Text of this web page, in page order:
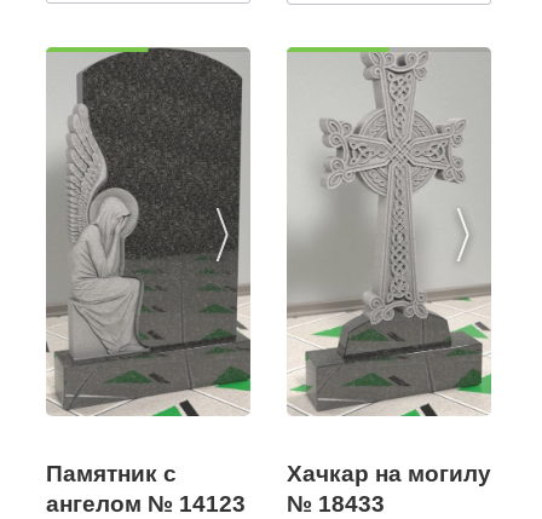
Памятник с
ангелом № 14123
Хачкар на могилу
№ 18433